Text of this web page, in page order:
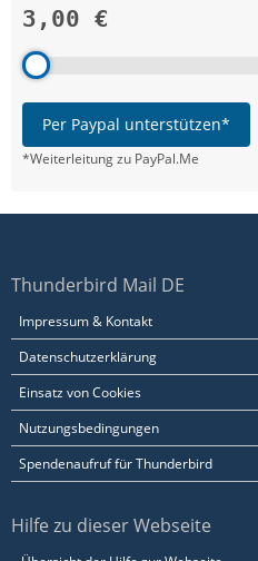
3,00 €
Per Paypal unterstützen*
*Weiterleitung zu PayPal.Me
Thunderbird Mail DE
Impressum & Kontakt
Datenschutzerklärung
Einsatz von Cookies
Nutzungsbedingungen
Spendenaufruf für Thunderbird
Hilfe zu dieser Webseite